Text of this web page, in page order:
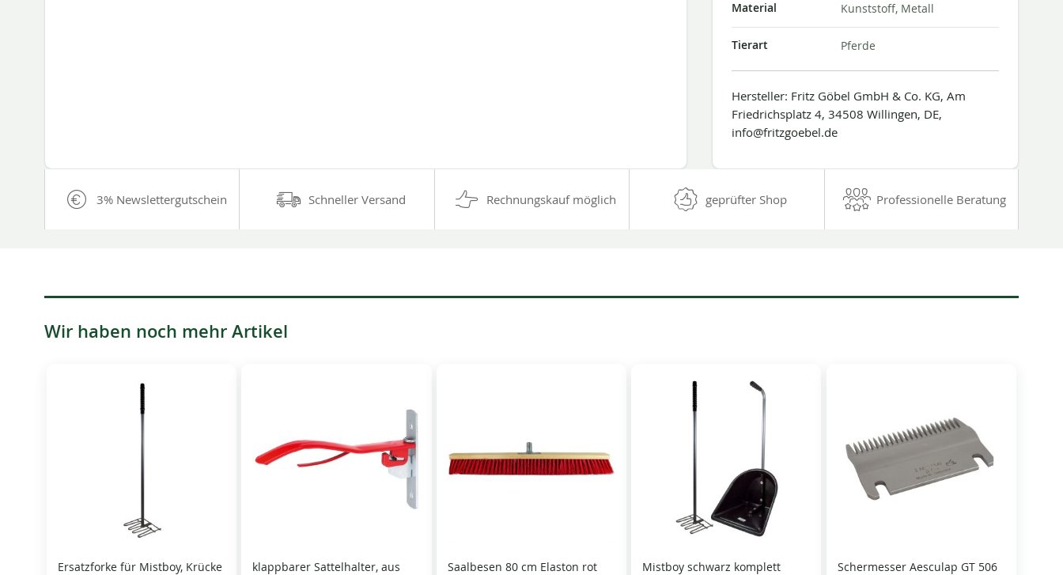
Material Kunststoff, Metall
Tierart Pferde
Hersteller: Fritz Göbel GmbH & Co. KG, Am
Friedrichsplatz 4, 34508 Willingen, DE,
info@fritzgoebel.de
3% Newslettergutschein Schneller Versand Rechnungskauf möglich geprüfter Shop Professionelle Beratung
Wir haben noch mehr Artikel
Ersatzforke für Mistboy, Krücke
klappbarer Sattelhalter, aus
Saalbesen 80 cm Elaston rot
Mistboy schwarz komplett
Schermesser Aesculap GT 506